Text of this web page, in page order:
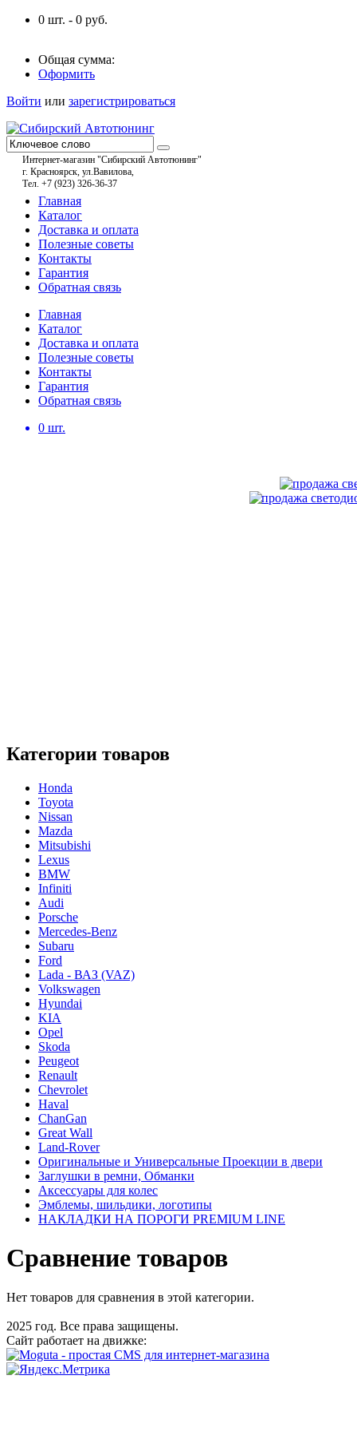
0 шт. - 0 руб.
Общая сумма:
Оформить
Войти или зарегистрироваться
Интернет-магазин "Сибирский Автотюнинг"
г. Красноярск, ул.Вавилова,
Тел. +7 (923) 326-36-37
Главная
Каталог
Доставка и оплата
Полезные советы
Контакты
Гарантия
Обратная связь
Главная
Каталог
Доставка и оплата
Полезные советы
Контакты
Гарантия
Обратная связь
0 шт.
Категории товаров
Honda
Toyota
Nissan
Mazda
Mitsubishi
Lexus
BMW
Infiniti
Audi
Porsche
Mercedes-Benz
Subaru
Ford
Lada - ВАЗ (VAZ)
Volkswagen
Hyundai
KIA
Opel
Skoda
Peugeot
Renault
Chevrolet
Haval
ChanGan
Great Wall
Land-Rover
Оригинальные и Универсальные Проекции в двери
Заглушки в ремни, Обманки
Аксессуары для колес
Эмблемы, шильдики, логотипы
НАКЛАДКИ НА ПОРОГИ PREMIUM LINE
Сравнение товаров
Нет товаров для сравнения в этой категории.
2025 год. Все права защищены.
Сайт работает на движке: